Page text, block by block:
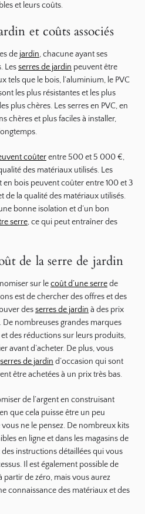
et leurs coûts.
et coûts associés
de jardin, chacune ayant ses
Lesserres de jardin peuvent être
tels que le bois, l’aluminium, le PVC
les plus résistantes et les plus
plus chères. Les serres en PVC, en
chères et plus faciles à installer,
coûterentre 500 et 5 000 €,
des matériaux utilisés. Les
en bois peuvent coûter entre 100 et 3
de la qualité des matériaux utilisés.
bonne isolation et d’un bon
serre, ce qui peut entraîner des
de la serre de jardin
sur lecoût d’une serrede
est de chercher des offres et des
desserres de jardin à des prix
De nombreuses grandes marques
des réductions sur leurs produits,
avant d’acheter. De plus, vous
serres de jardin d’occasion qui sont
être achetées à un prix très bas.
de l’argent en construisant
que cela puisse être un peu
ne le pensez. De nombreux kits
en ligne et dans les magasins de
instructions détaillées qui vous
Il est également possible de
de zéro, mais vous aurez
connaissance des matériaux et des